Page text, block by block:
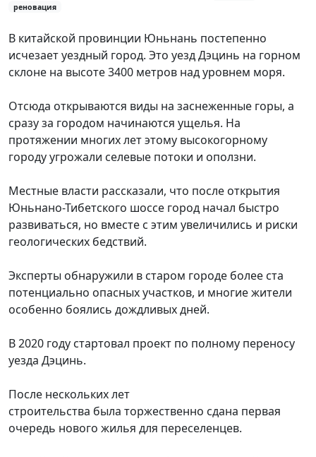
реновация
В китайской провинции Юньнань постепенно
исчезает уездный город. Это уезд Дэцинь на горном
склоне на высоте 3400 метров над уровнем моря.
Отсюда открываются виды на заснеженные горы, а
сразу за городом начинаются ущелья. На
протяжении многих лет этому высокогорному
городу угрожали селевые потоки и оползни.
Местные власти рассказали, что после открытия
Юньнано-Тибетского шоссе город начал быстро
развиваться, но вместе с этим увеличились и риски
геологических бедствий.
Эксперты обнаружили в старом городе более ста
потенциально опасных участков, и многие жители
особенно боялись дождливых дней.
В 2020 году стартовал проект по полному переносу
уезда Дэцинь.
После нескольких лет
строительства была торжественно сдана первая
очередь нового жилья для переселенцев.